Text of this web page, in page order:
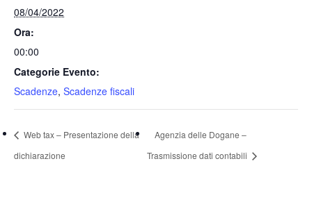
08/04/2022
Ora:
00:00
Categorie Evento:
Scadenze, Scadenze fiscali
Web tax – Presentazione della
dichiarazione
Agenzia delle Dogane –
Trasmissione dati contabili